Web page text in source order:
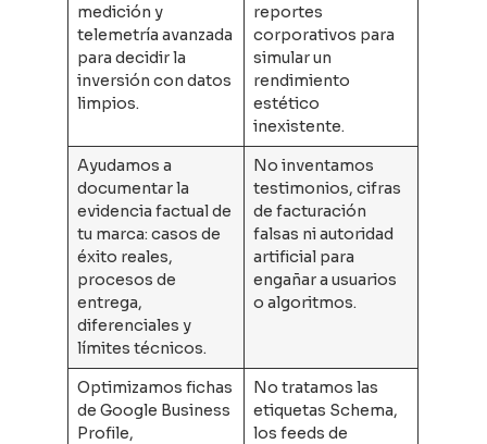
medición y
telemetría avanzada
para decidir la
inversión con datos
limpios.
reportes
corporativos para
simular un
rendimiento
estético
inexistente.
Ayudamos a
documentar la
evidencia factual de
tu marca: casos de
éxito reales,
procesos de
entrega,
diferenciales y
límites técnicos.
No inventamos
testimonios, cifras
de facturación
falsas ni autoridad
artificial para
engañar a usuarios
o algoritmos.
Optimizamos fichas
de Google Business
Profile,
No tratamos las
etiquetas Schema,
los feeds de